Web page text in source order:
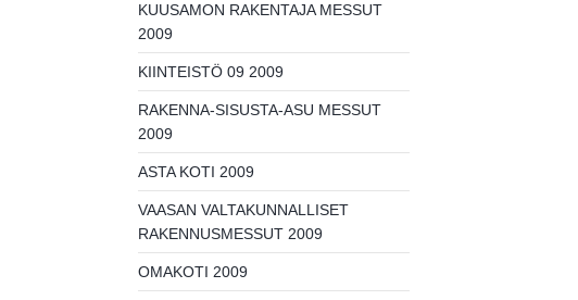
KUUSAMON RAKENTAJA MESSUT
2009
KIINTEISTÖ 09 2009
RAKENNA-SISUSTA-ASU MESSUT
2009
ASTA KOTI 2009
VAASAN VALTAKUNNALLISET
RAKENNUSMESSUT 2009
OMAKOTI 2009